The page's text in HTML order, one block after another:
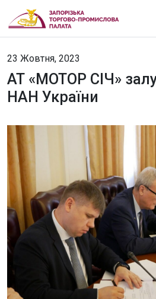
23 Жовтня, 2023
АТ «МОТОР СІЧ»
НАН України